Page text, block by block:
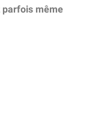
parfois même